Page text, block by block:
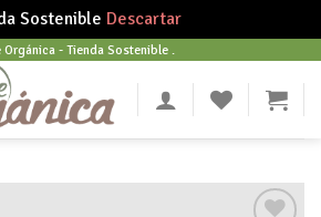
Sostenible Descartar
Orgánica - Tienda Sostenible .